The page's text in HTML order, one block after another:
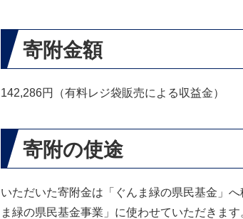
寄附金額
142,286円（有料レジ袋販売による収益金）
寄附の使途
いただいた寄附金は「ぐんま緑の県民基金」
ま緑の県民基金事業」に使わせていただきます